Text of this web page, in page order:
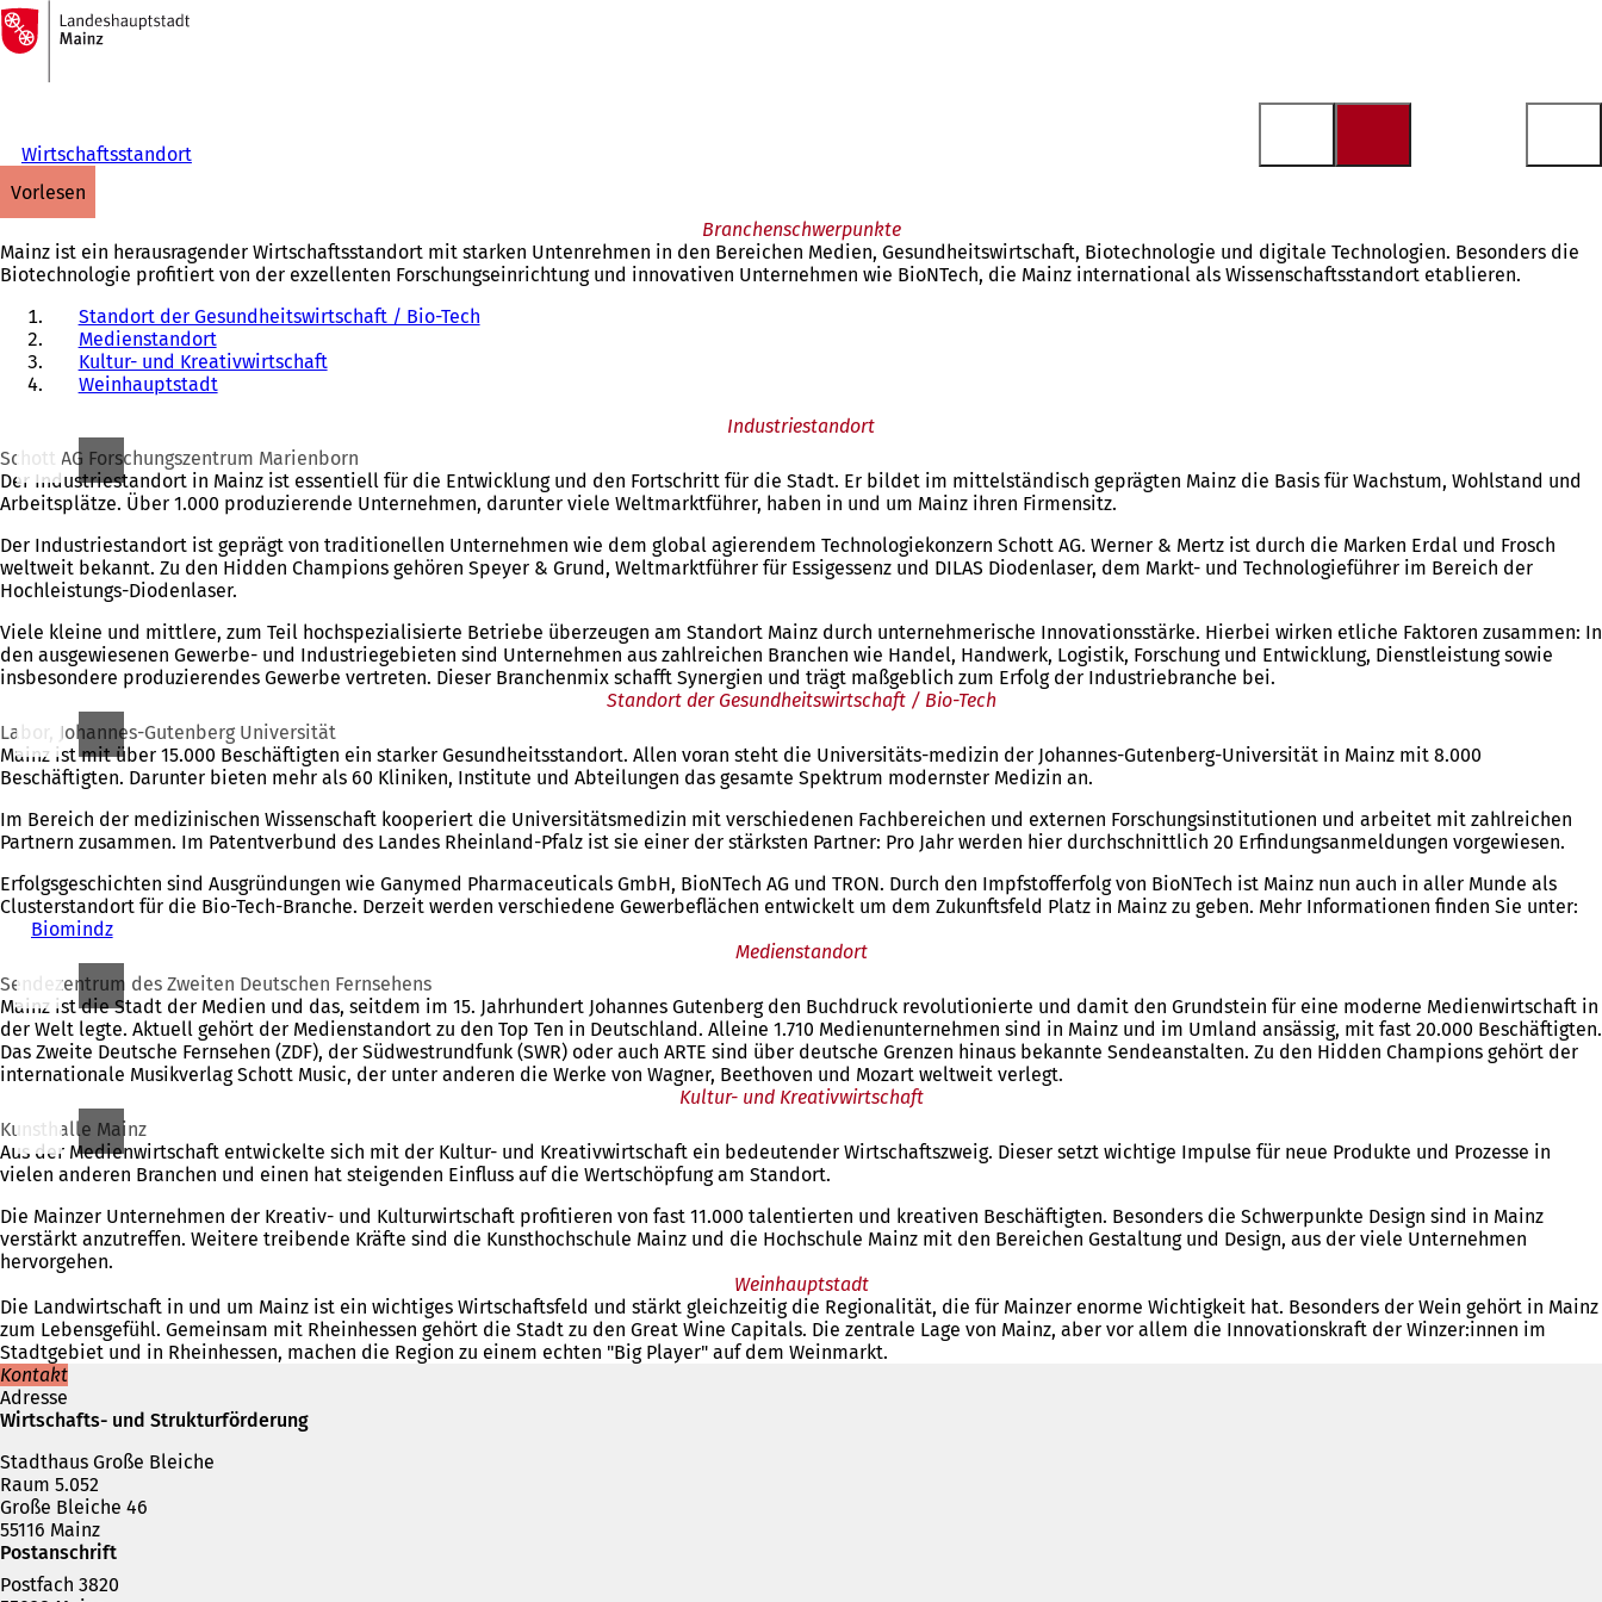
Inhalt anspringen
Zur
Startseite
Wirtschaftsstandort
vorlesen
Branchenschwerpunkte
Mainz ist ein herausragender Wirtschaftsstandort mit starken Untenrehmen in den Bereichen Medien, Gesundheitswirtschaft, Biotechnologie und digitale Technologien. Besonders die
Biotechnologie profitiert von der exzellenten Forschungseinrichtung und innovativen Unternehmen wie BioNTech, die Mainz international als Wissenschaftsstandort etablieren.
Standort der Gesundheitswirtschaft / Bio-Tech
Medienstandort
Kultur- und Kreativwirtschaft
Weinhauptstadt
Industriestandort
Schott AG Forschungszentrum Marienborn
Der Industriestandort in Mainz ist essentiell für die Entwicklung und den Fortschritt für die Stadt. Er bildet im mittelständisch geprägten Mainz die Basis für Wachstum, Wohlstand und
Arbeitsplätze. Über 1.000 produzierende Unternehmen, darunter viele Weltmarktführer, haben in und um Mainz ihren Firmensitz.
Der Industriestandort ist geprägt von traditionellen Unternehmen wie dem global agierendem Technologiekonzern Schott AG. Werner & Mertz ist durch die Marken Erdal und Frosch
weltweit bekannt. Zu den Hidden Champions gehören Speyer & Grund, Weltmarktführer für Essigessenz und DILAS Diodenlaser, dem Markt- und Technologieführer im Bereich der
Hochleistungs-Diodenlaser.
Viele kleine und mittlere, zum Teil hochspezialisierte Betriebe überzeugen am Standort Mainz durch unternehmerische Innovationsstärke. Hierbei wirken etliche Faktoren zusammen: In
den ausgewiesenen Gewerbe- und Industriegebieten sind Unternehmen aus zahlreichen Branchen wie Handel, Handwerk, Logistik, Forschung und Entwicklung, Dienstleistung sowie
insbesondere produzierendes Gewerbe vertreten. Dieser Branchenmix schafft Synergien und trägt maßgeblich zum Erfolg der Industriebranche bei.
Standort der Gesundheitswirtschaft / Bio-Tech
Labor, Johannes-Gutenberg Universität
Mainz ist mit über 15.000 Beschäftigten ein starker Gesundheitsstandort. Allen voran steht die Universitäts-medizin der Johannes-Gutenberg-Universität in Mainz mit 8.000
Beschäftigten. Darunter bieten mehr als 60 Kliniken, Institute und Abteilungen das gesamte Spektrum modernster Medizin an.
Im Bereich der medizinischen Wissenschaft kooperiert die Universitätsmedizin mit verschiedenen Fachbereichen und externen Forschungsinstitutionen und arbeitet mit zahlreichen
Partnern zusammen. Im Patentverbund des Landes Rheinland-Pfalz ist sie einer der stärksten Partner: Pro Jahr werden hier durchschnittlich 20 Erfindungsanmeldungen vorgewiesen.
Erfolgsgeschichten sind Ausgründungen wie Ganymed Pharmaceuticals GmbH, BioNTech AG und TRON. Durch den Impfstofferfolg von BioNTech ist Mainz nun auch in aller Munde als
Clusterstandort für die Bio-Tech-Branche. Derzeit werden verschiedene Gewerbeflächen entwickelt um dem Zukunftsfeld Platz in Mainz zu geben. Mehr Informationen finden Sie unter:
Biomindz(
f
f
n
e
t
i
n
e
i
n
m
n
e
n
T
)
Medienstandort
Sendezentrum des Zweiten Deutschen Fernsehens
Mainz ist die Stadt der Medien und das, seitdem im 15. Jahrhundert Johannes Gutenberg den Buchdruck revolutionierte und damit den Grundstein für eine moderne Medienwirtschaft in
der Welt legte. Aktuell gehört der Medienstandort zu den Top Ten in Deutschland. Alleine 1.710 Medienunternehmen sind in Mainz und im Umland ansässig, mit fast 20.000 Beschäftigten.
Das Zweite Deutsche Fernsehen (ZDF), der Südwestrundfunk (SWR) oder auch ARTE sind über deutsche Grenzen hinaus bekannte Sendeanstalten. Zu den Hidden Champions gehört der
internationale Musikverlag Schott Music, der unter anderen die Werke von Wagner, Beethoven und Mozart weltweit verlegt.
Kultur- und Kreativwirtschaft
Kunsthalle Mainz
Aus der Medienwirtschaft entwickelte sich mit der Kultur- und Kreativwirtschaft ein bedeutender Wirtschaftszweig. Dieser setzt wichtige Impulse für neue Produkte und Prozesse in
vielen anderen Branchen und einen hat steigenden Einfluss auf die Wertschöpfung am Standort.
Die Mainzer Unternehmen der Kreativ- und Kulturwirtschaft profitieren von fast 11.000 talentierten und kreativen Beschäftigten. Besonders die Schwerpunkte Design sind in Mainz
verstärkt anzutreffen. Weitere treibende Kräfte sind die Kunsthochschule Mainz und die Hochschule Mainz mit den Bereichen Gestaltung und Design, aus der viele Unternehmen
hervorgehen.
Weinhauptstadt
Die Landwirtschaft in und um Mainz ist ein wichtiges Wirtschaftsfeld und stärkt gleichzeitig die Regionalität, die für Mainzer enorme Wichtigkeit hat. Besonders der Wein gehört in Mainz
zum Lebensgefühl. Gemeinsam mit Rheinhessen gehört die Stadt zu den Great Wine Capitals. Die zentrale Lage von Mainz, aber vor allem die Innovationskraft der Winzer:innen im
Stadtgebiet und in Rheinhessen, machen die Region zu einem echten "Big Player" auf dem Weinmarkt.
Kontakt
Adresse
Wirtschafts- und Strukturförderung
Stadthaus Große Bleiche
Raum 5.052
Große Bleiche 46
55116 Mainz
Postanschrift
Postfach 3820